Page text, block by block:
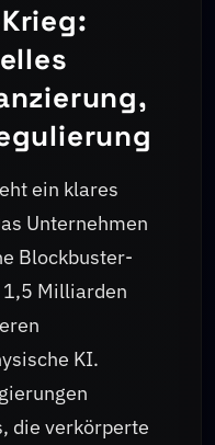
ein klares
Unternehmen
Blockbuster-
Milliarden
KI.
die verkörperte